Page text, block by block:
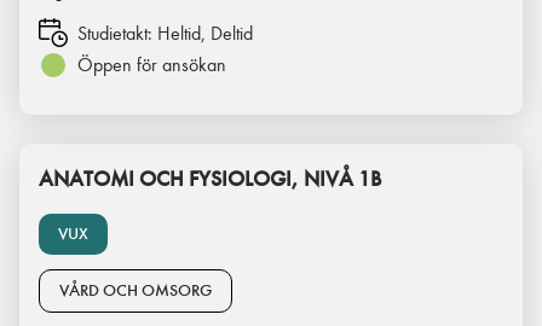
Studietakt: Heltid, Deltid
Öppen för ansökan
VUX
ANATOMI OCH FYSIOLOGI, NIVÅ 1B
VÅRD OCH OMSORG